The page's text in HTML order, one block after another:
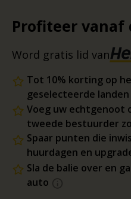
Profiteer vanaf
Word gratis lid van
Tot 10% korting op
geselecteerde landen
Voeg uw echtgenoot
tweede bestuurder
Spaar punten die
huurdagen en
Sla de balie over en
auto